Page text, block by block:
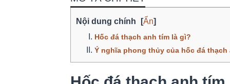
Nội dung chính [Ẩn]
Hốc đá thạch anh tím là gì?
Ý nghĩa phong thủy của hốc đá thạch